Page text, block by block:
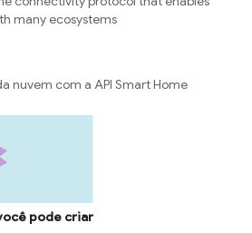
many ecosystems
nuvem com a API Smart Home
pode criar